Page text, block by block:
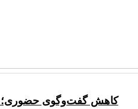
کاهش گفت‌وگوی حضوری؛